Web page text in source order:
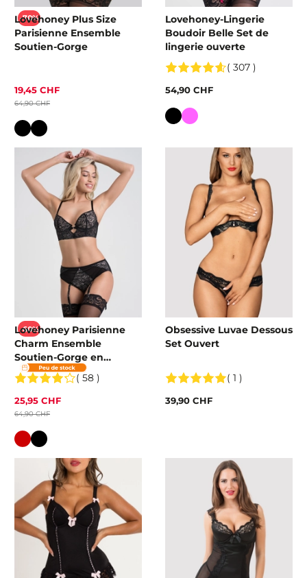
-70%
Lovehoney Plus Size
Parisienne Ensemble
Soutien-Gorge
19,45 CHF
64,90 CHF
Couleur
Lovehoney-Lingerie
Boudoir Belle Set de
lingerie ouverte
( 307 )
54,90 CHF
Couleur
-60%
Lovehoney Parisienne
Charm Ensemble
Soutien-Gorge en
Dentelle
( 58 )
25,95 CHF
64,90 CHF
Couleur
Obsessive Luvae Dessous
Set Ouvert
( 1 )
39,90 CHF